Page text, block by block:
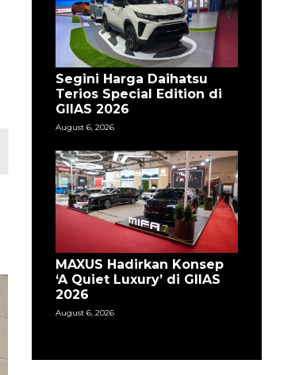
Segini Harga Daihatsu
Terios Special Edition di
GIIAS 2026
August 6, 2026
MAXUS Hadirkan Konsep
‘A Quiet Luxury’ di GIIAS
2026
August 6, 2026